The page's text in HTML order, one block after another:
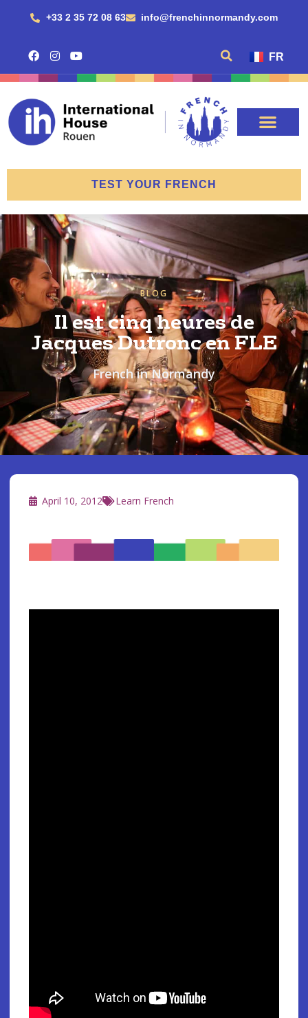
+33 2 35 72 08 63 info@frenchinnormandy.com
FR
TEST YOUR FRENCH
BLOG
Il est cinq heures de
Jacques Dutronc en FLE
French in Normandy
April 10, 2012 Learn French